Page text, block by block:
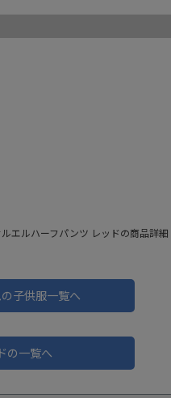
エルハーフパンツ レッドの商品詳細
子供服一覧へ
の一覧へ